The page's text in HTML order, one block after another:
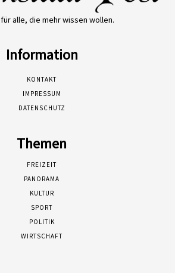
alle, die mehr wissen wollen.
Information
KONTAKT
IMPRESSUM
DATENSCHUTZ
Themen
FREIZEIT
PANORAMA
KULTUR
SPORT
POLITIK
WIRTSCHAFT